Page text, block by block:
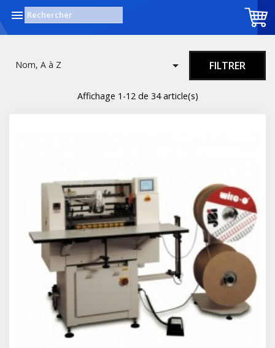

Nom, A à Z  FILTRER
Affichage 1-12 de 34 article(s)